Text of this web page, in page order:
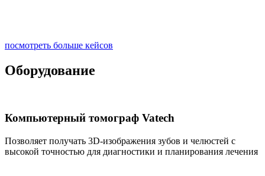
посмотреть больше кейсов
Оборудование
Компьютерный томограф Vatech
Позволяет получать 3D-изображения зубов и челюстей с
высокой точностью для диагностики и планирования лечения